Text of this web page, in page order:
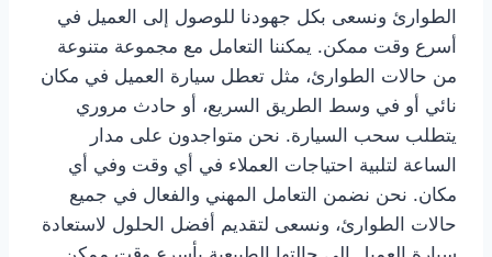
الطوارئ ونسعى بكل جهودنا للوصول إلى العميل في
أسرع وقت ممكن. يمكننا التعامل مع مجموعة متنوعة
من حالات الطوارئ، مثل تعطل سيارة العميل في مكان
نائي أو في وسط الطريق السريع، أو حادث مروري
يتطلب سحب السيارة. نحن متواجدون على مدار
الساعة لتلبية احتياجات العملاء في أي وقت وفي أي
مكان. نحن نضمن التعامل المهني والفعال في جميع
حالات الطوارئ، ونسعى لتقديم أفضل الحلول لاستعادة